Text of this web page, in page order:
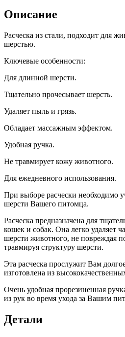
Описание
Расческа из стали, подходит для
шерстью.
Ключевые особенности:
Для длинной шерсти.
Тщательно прочесывает шерсть.
Удаляет пыль и грязь.
Обладает массажным эффектом.
Удобная ручка.
Не травмирует кожу животного.
Для ежедневного использования.
При выборе расчески необходимо
шерсти Вашего питомца.
Расческа предназначена для
кошек и собак. Она легко удаляет
шерсти животного, не повреждая
травмируя структуру шерсти.
Эта расческа прослужит Вам
изготовлена из
Очень удобная прорезиненная
из рук во время ухода за Вашим
Детали